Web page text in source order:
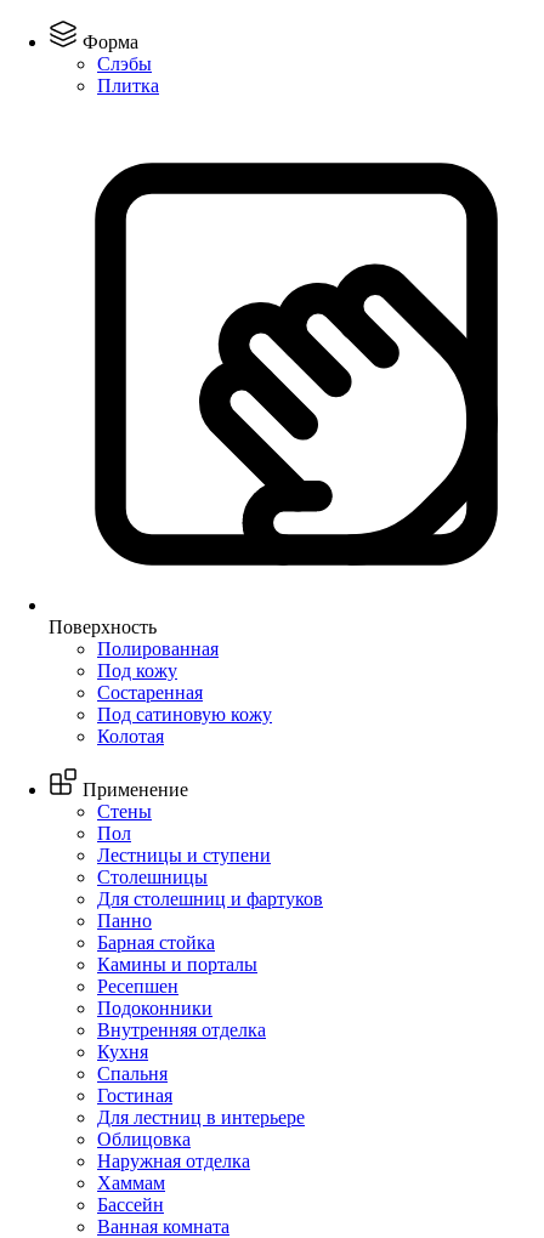
Форма
Слэбы
Плитка
Поверхность
Полированная
Под кожу
Состаренная
Под сатиновую кожу
Колотая
Применение
Стены
Пол
Лестницы и ступени
Столешницы
Для столешниц и фартуков
Панно
Барная стойка
Камины и порталы
Ресепшен
Подоконники
Внутренняя отделка
Кухня
Спальня
Гостиная
Для лестниц в интерьере
Облицовка
Наружная отделка
Хаммам
Бассейн
Ванная комната